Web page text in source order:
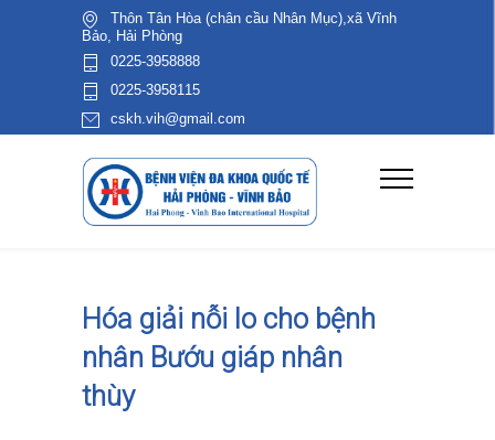
Thôn Tân Hòa (chân cầu Nhân Mục),xã Vĩnh
Bảo, Hải Phòng
0225-3958888
0225-3958115
cskh.vih@gmail.com
Hóa giải nỗi lo cho bệnh
nhân Bướu giáp nhân
thùy